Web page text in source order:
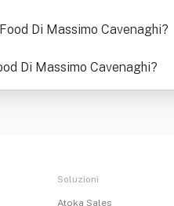
Di Massimo Cavenaghi?
Di Massimo Cavenaghi?
Soluzioni
Atoka Sales